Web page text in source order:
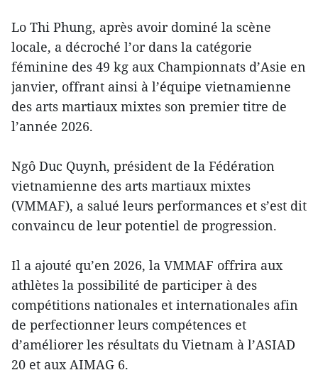
Lo Thi Phung, après avoir dominé la scène
locale, a décroché l’or dans la catégorie
féminine des 49 kg aux Championnats d’Asie en
janvier, offrant ainsi à l’équipe vietnamienne
des arts martiaux mixtes son premier titre de
l’année 2026.
Ngô Duc Quynh, président de la Fédération
vietnamienne des arts martiaux mixtes
(VMMAF), a salué leurs performances et s’est dit
convaincu de leur potentiel de progression.
Il a ajouté qu’en 2026, la VMMAF offrira aux
athlètes la possibilité de participer à des
compétitions nationales et internationales afin
de perfectionner leurs compétences et
d’améliorer les résultats du Vietnam à l’ASIAD
20 et aux AIMAG 6.